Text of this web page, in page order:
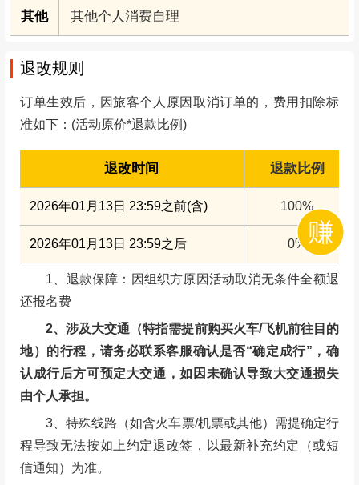
其他 其他个人消费自理
退改规则
订单生效后，因旅客个人原因取消订单的，费用扣除标
准如下：(活动原价*退款比例)
退改时间 退款比例
2026年01月13日 23:59之前(含) 100%
2026年01月13日 23:59之后 0%
1、退款保障：因组织方原因活动取消无条件全额退
还报名费
2、涉及大交通（特指需提前购买火车/飞机前往目的
地）的行程，请务必联系客服确认是否“确定成行”，确
认成行后方可预定大交通，如因未确认导致大交通损失
由个人承担。
3、特殊线路（如含火车票/机票或其他）需提确定行
程导致无法按如上约定退改签，以最新补充约定（或短
信通知）为准。